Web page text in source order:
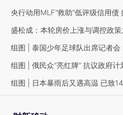
央行动用MLF“救助”低评级信用债
盛松成：本轮房价上涨与调控政策
组图 | 泰国少年足球队出席记者
组图 | 俄民众“亮红牌” 抗议政府
组图 | 日本暴雨后又遇高温 已致